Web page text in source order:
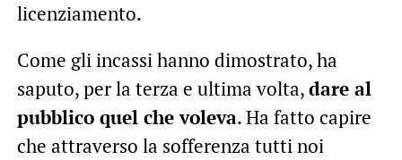
licenziamento.
Come gli incassi hanno dimostrato, ha
saputo, per la terza e ultima volta,dare al
pubblico quel che voleva. Ha fatto capire
che attraverso la sofferenza tutti noi